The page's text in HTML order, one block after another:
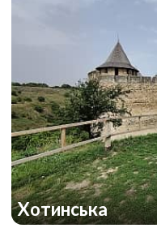
Хотинська